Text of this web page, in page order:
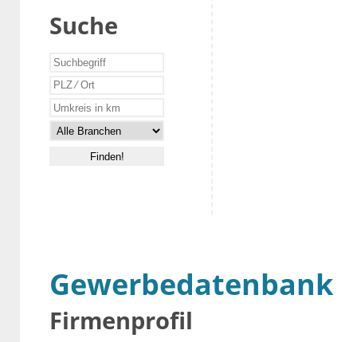
Suche
Gewerbedatenbank
Firmenprofil